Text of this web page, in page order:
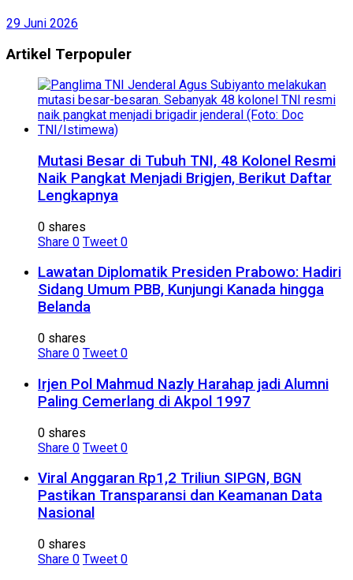
29 Juni 2026
Artikel Terpopuler
Mutasi Besar di Tubuh TNI, 48 Kolonel Resmi
Naik Pangkat Menjadi Brigjen, Berikut Daftar
Lengkapnya
0 shares
Share 0 Tweet 0
Lawatan Diplomatik Presiden Prabowo: Hadiri
Sidang Umum PBB, Kunjungi Kanada hingga
Belanda
0 shares
Share 0 Tweet 0
Irjen Pol Mahmud Nazly Harahap jadi Alumni
Paling Cemerlang di Akpol 1997
0 shares
Share 0 Tweet 0
Viral Anggaran Rp1,2 Triliun SIPGN, BGN
Pastikan Transparansi dan Keamanan Data
Nasional
0 shares
Share 0 Tweet 0